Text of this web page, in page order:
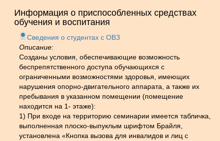
Информация о приспособленных средствах
обучения и воспитания
Сведения о студентах с ОВЗ
Описание:
Созданы условия, обеспечивающие возможность
беспрепятственного доступа обучающихся с
ограниченными возможностями здоровья, имеющих
нарушения опорно-двигательного аппарата, а также их
пребывания в указанном помещении (помещение
находится на 1- этаже):
1) При входе на территорию семинарии имеется табличка,
выполненная плоско-выпуклым шрифтом Брайля,
установлена «Кнопка вызова для инвалидов и лиц с